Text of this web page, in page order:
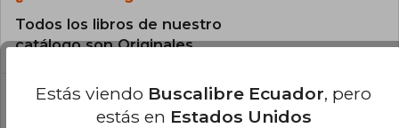
Todos los libros de nuestro
catálogo son Originales.
¿En qué Idioma está escrito el
Estás viendo Buscalibre Ecuador, pero
estás en Estados Unidos